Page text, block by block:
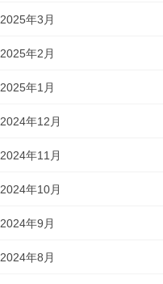
2025年3月
2025年2月
2025年1月
2024年12月
2024年11月
2024年10月
2024年9月
2024年8月